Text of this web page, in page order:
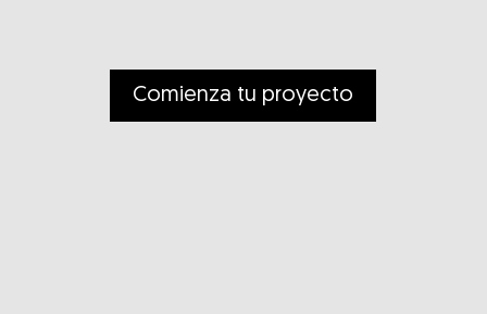
Comienza tu proyecto